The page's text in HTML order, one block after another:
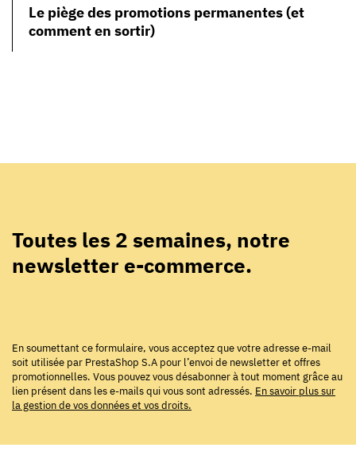
Le piège des promotions permanentes (et
comment en sortir)
Toutes les 2 semaines, notre
newsletter e-commerce.
En soumettant ce formulaire, vous acceptez que votre adresse e-mail
soit utilisée par PrestaShop S.A pour l’envoi de newsletter et offres
promotionnelles. Vous pouvez vous désabonner à tout moment grâce au
lien présent dans les e-mails qui vous sont adressés. En savoir plus sur
la gestion de vos données et vos droits.